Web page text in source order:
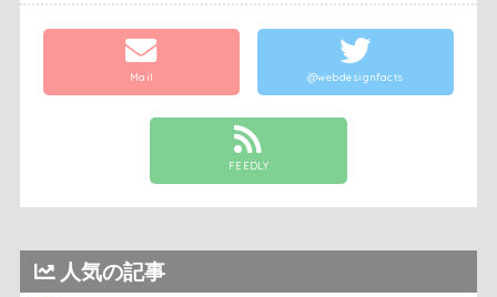
Mail @webdesignfacts
FEEDLY
人気の記事